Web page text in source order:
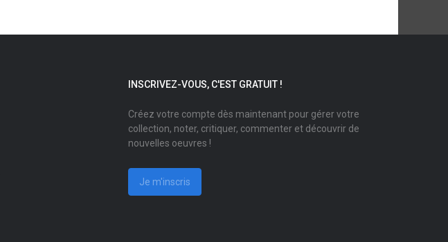
INSCRIVEZ-VOUS, C'EST GRATUIT !
Créez votre compte dès maintenant pour gérer votre
collection, noter, critiquer, commenter et découvrir de
nouvelles oeuvres !
Je m'inscris